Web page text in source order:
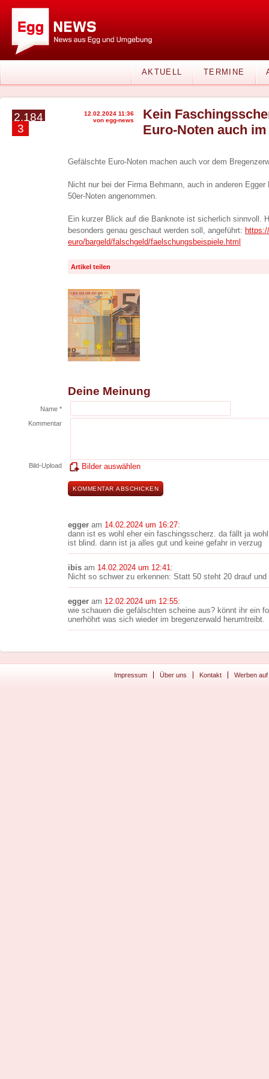
AKTUELL TERMINE
2.184
3
12.02.2024 11:36
von egg-news
Kein
Euro-Noten auch
Gefälschte Euro-Noten machen auch vor dem
Nicht nur bei der Firma Behmann, auch in anderen
50er-Noten angenommen.
Ein kurzer Blick auf die Banknote ist sicherlich sinnvoll.
besonders genau geschaut werden soll, angeführt:
euro/bargeld/falschgeld/faelschungsbeispiele.html
Artikel teilen
Deine Meinung
Name *
Kommentar
Bild-Upload Bilder auswählen
egger am 14.02.2024 um 16:27:
dann ist es wohl eher ein faschingsscherz. da fällt ja
ist blind. dann ist ja alles gut und keine gefahr in verzug
ibis am 14.02.2024 um 12:41:
Nicht so schwer zu erkennen: Statt 50 steht 20 drauf
egger am 12.02.2024 um 12:55:
wie schauen die gefälschten scheine aus? könnt ihr ein
unerhöhrt was sich wieder im bregenzerwald herumtreibt.
Impressum Über uns Kontakt Werben